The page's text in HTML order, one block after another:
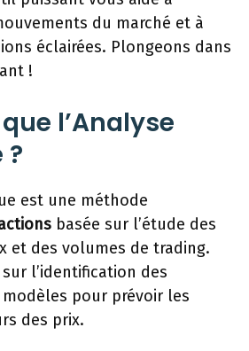
du marché et à
éclairées. Plongeons dans
!
l’Analyse
?
est une méthode
basée sur l’étude des
et des volumes de trading.
l’identification des
pour prévoir les
des prix.